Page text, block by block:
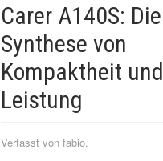
Carer A140S: Die
Synthese von
Kompaktheit und
Leistung
Verfasst von fabio.